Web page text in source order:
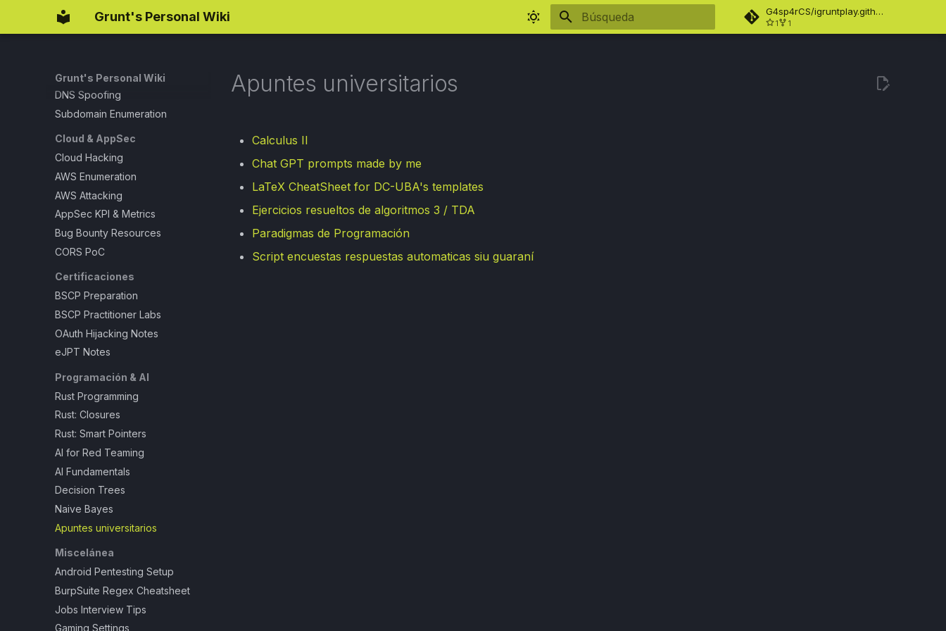
Grunt's Personal Wiki G4sp4rCS/igruntplay.github.io
1 1
Grunt's Personal Wiki
Windows Hacking
Scripts & Exploits
DNS Spoofing
Subdomain Enumeration
Cloud & AppSec
Cloud Hacking
AWS Enumeration
AWS Attacking
AppSec KPI & Metrics
Bug Bounty Resources
CORS PoC
Certificaciones
BSCP Preparation
BSCP Practitioner Labs
OAuth Hijacking Notes
eJPT Notes
Programación & AI
Rust Programming
Rust: Closures
Rust: Smart Pointers
AI for Red Teaming
AI Fundamentals
Decision Trees
Naive Bayes
Apuntes universitarios
Miscelánea
Android Pentesting Setup
BurpSuite Regex Cheatsheet
Jobs Interview Tips
Gaming Settings
Apuntes universitarios
Calculus II
Chat GPT prompts made by me
LaTeX CheatSheet for DC-UBA's templates
Ejercicios resueltos de algoritmos 3 / TDA
Paradigmas de Programación
Script encuestas respuestas automaticas siu guaraní